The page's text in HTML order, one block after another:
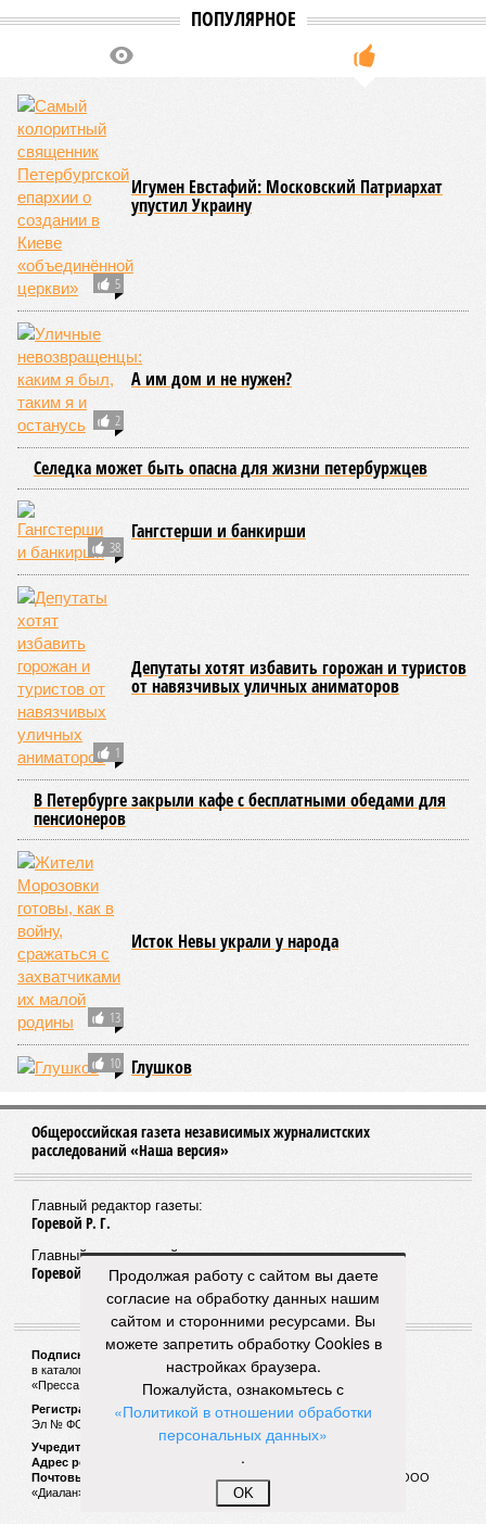
ПОПУЛЯРНОЕ
5
Игумен Евстафий: Московский Патриархат
упустил Украину
2
А им дом и не нужен?
Селедка может быть опасна для жизни петербуржцев
38
Гангстерши и банкирши
1
Депутаты хотят избавить горожан и туристов
от навязчивых уличных аниматоров
В Петербурге закрыли кафе с бесплатными обедами для
пенсионеров
13
Исток Невы украли у народа
10 Глушков
Общероссийская газета независимых журналистских
расследований «Наша версия»
Главный редактор газеты:
Горевой Р. Г.
Главный редактор сайта:
Горевой Р. Г.
Подписной индекс газеты «Наша версия»:
в каталоге «Почта России» —99266
«Пресса России» (зелёный) —41522
Регистрационный номер Роскомнадзора
Эл № ФС77-53847 от 26.04.2013.
Учредитель ООО «Версия»
Адрес редакции:
123100, Россия, Москва, улица 1905 года, 7с1
Почтовый адрес редакции:
123022, Россия, Москва, а/я 29. для ООО
«Диалан»
Продолжая работу с сайтом вы даете
согласие на обработку данных нашим
сайтом и сторонними ресурсами. Вы
можете запретить обработку Cookies в
настройках браузера.
Пожалуйста, ознакомьтесь с
«Политикой в отношении обработки
персональных данных»
.
OK